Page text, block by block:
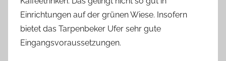
Einrichtungen auf der grünen Wiese. Insofern
bietet das Tarpenbeker Ufer sehr gute
Eingangsvoraussetzungen.